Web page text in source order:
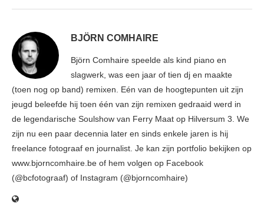
BJÖRN COMHAIRE
Björn Comhaire speelde als kind piano en
slagwerk, was een jaar of tien dj en maakte
(toen nog op band) remixen. Eén van de hoogtepunten uit zijn
jeugd beleefde hij toen één van zijn remixen gedraaid werd in
de legendarische Soulshow van Ferry Maat op Hilversum 3. We
zijn nu een paar decennia later en sinds enkele jaren is hij
freelance fotograaf en journalist. Je kan zijn portfolio bekijken op
www.bjorncomhaire.be of hem volgen op Facebook
(@bcfotograaf) of Instagram (@bjorncomhaire)